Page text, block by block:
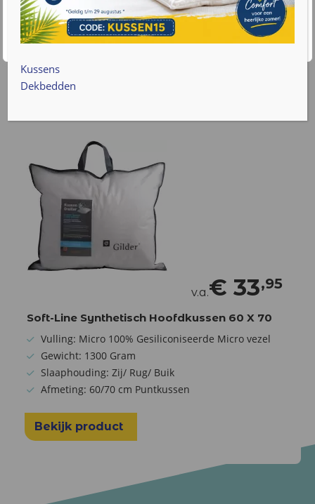
Cookie instellingen
Accepteren
Bekijk product
v.a.€ 33,95
Soft-Line Synthetisch Hoofdkussen 60 X 70
Vulling: Micro 100% Gesiliconiseerde Micro vezel
Gewicht: 1300 Gram
Slaaphouding: Zij/ Rug/ Buik
Afmeting: 60/70 cm Puntkussen
Bekijk product
Kussens
Dekbedden